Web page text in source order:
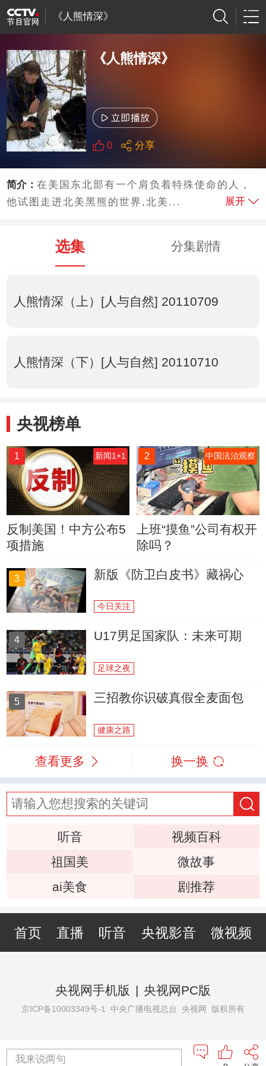
《人熊情深》
《人熊情深》
0 分享
简介：在美国东北部有一个肩负着特殊使命的人，
他试图走进北美黑熊的世界,北美...
展开
选集 分集剧情
人熊情深（上）[人与自然] 20110709
人熊情深（下）[人与自然] 20110710
央视榜单
1 新闻1+1
反制美国！中方公布5
项措施
2 中国法治观察
上班“摸鱼”公司有权开
除吗？
3 新版《防卫白皮书》藏祸心
今日关注
4 U17男足国家队：未来可期
足球之夜
5 三招教你识破真假全麦面包
健康之路
查看更多 换一换
听音
视频百科
祖国美
微故事
ai美食
剧推荐
首页 直播 听音 央视影音 微视频
央视网手机版 | 央视网PC版
京ICP备10003349号-1 中央广播电视总台 央视网 版权所有
我来说两句